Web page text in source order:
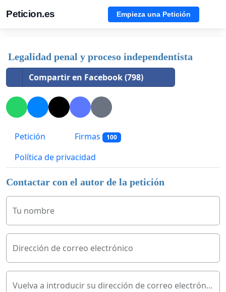
Peticion.es Empieza una Petición
Legalidad penal y proceso independentista
Compartir en Facebook (798)
Petición Firmas 100
Política de privacidad
Contactar con el autor de la petición
Tu nombre
Dirección de correo electrónico
Vuelva a introducir su dirección de correo electrónico